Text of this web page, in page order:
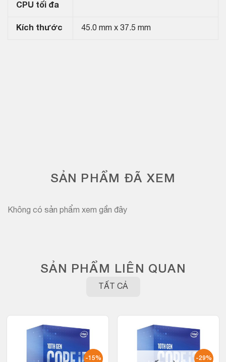
CPU tối đa
Kích thước 45.0 mm x 37.5 mm
SẢN PHẨM ĐÃ XEM
Không có sản phẩm xem gần đây
SẢN PHẨM LIÊN QUAN
TẤT CẢ
-15% -29%